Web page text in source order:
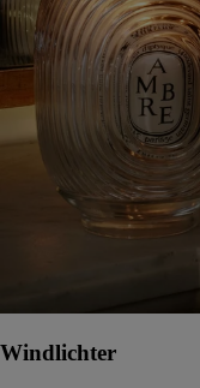
Windlichter